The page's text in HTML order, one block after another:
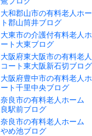
大和郡山市の有料老人ホ
ト郡山筒井ブログ
大東市の介護付有料老人
ート大東ブログ
大阪府東大阪市の有料老
コート東大阪新石切ブログ
大阪府豊中市の有料老人
ート千里中央ブログ
奈良市の有料老人ホーム
良駅前ブログ
奈良市の有料老人ホーム
やめ池ブログ